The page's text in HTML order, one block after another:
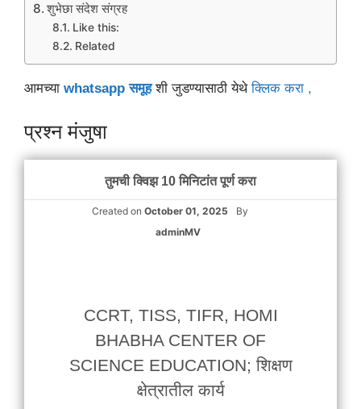
शुभेछा संदेश संग्रह
Like this:
Related
आमच्या whatsapp समूहशी जुडण्यासाठी येथेक्लिक करा ,
प्रश्न मंजुषा
तुमची क्विझ 10 मिनिटांत पूर्ण करा
Created on October 01, 2025
By
adminMV
CCRT, TISS, TIFR, HOMI
BHABHA CENTER OF
SCIENCE EDUCATION; शिक्षण
क्षेत्रातील कार्य